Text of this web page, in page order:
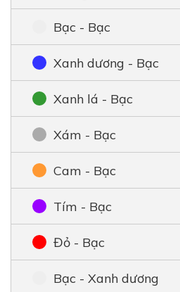
Bạc - Bạc
Xanh dương - Bạc
Xanh lá - Bạc
Xám - Bạc
Cam - Bạc
Tím - Bạc
Đỏ - Bạc
Bạc - Xanh dương